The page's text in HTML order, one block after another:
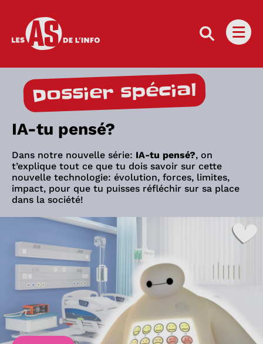
Les as de l'info
Dossier spécial
IA-tu pensé?
Dans notre nouvelle série: IA-tu pensé?, on
t’explique tout ce que tu dois savoir sur cette
nouvelle technologie: évolution, forces, limites,
impact, pour que tu puisses réfléchir sur sa place
dans la société!